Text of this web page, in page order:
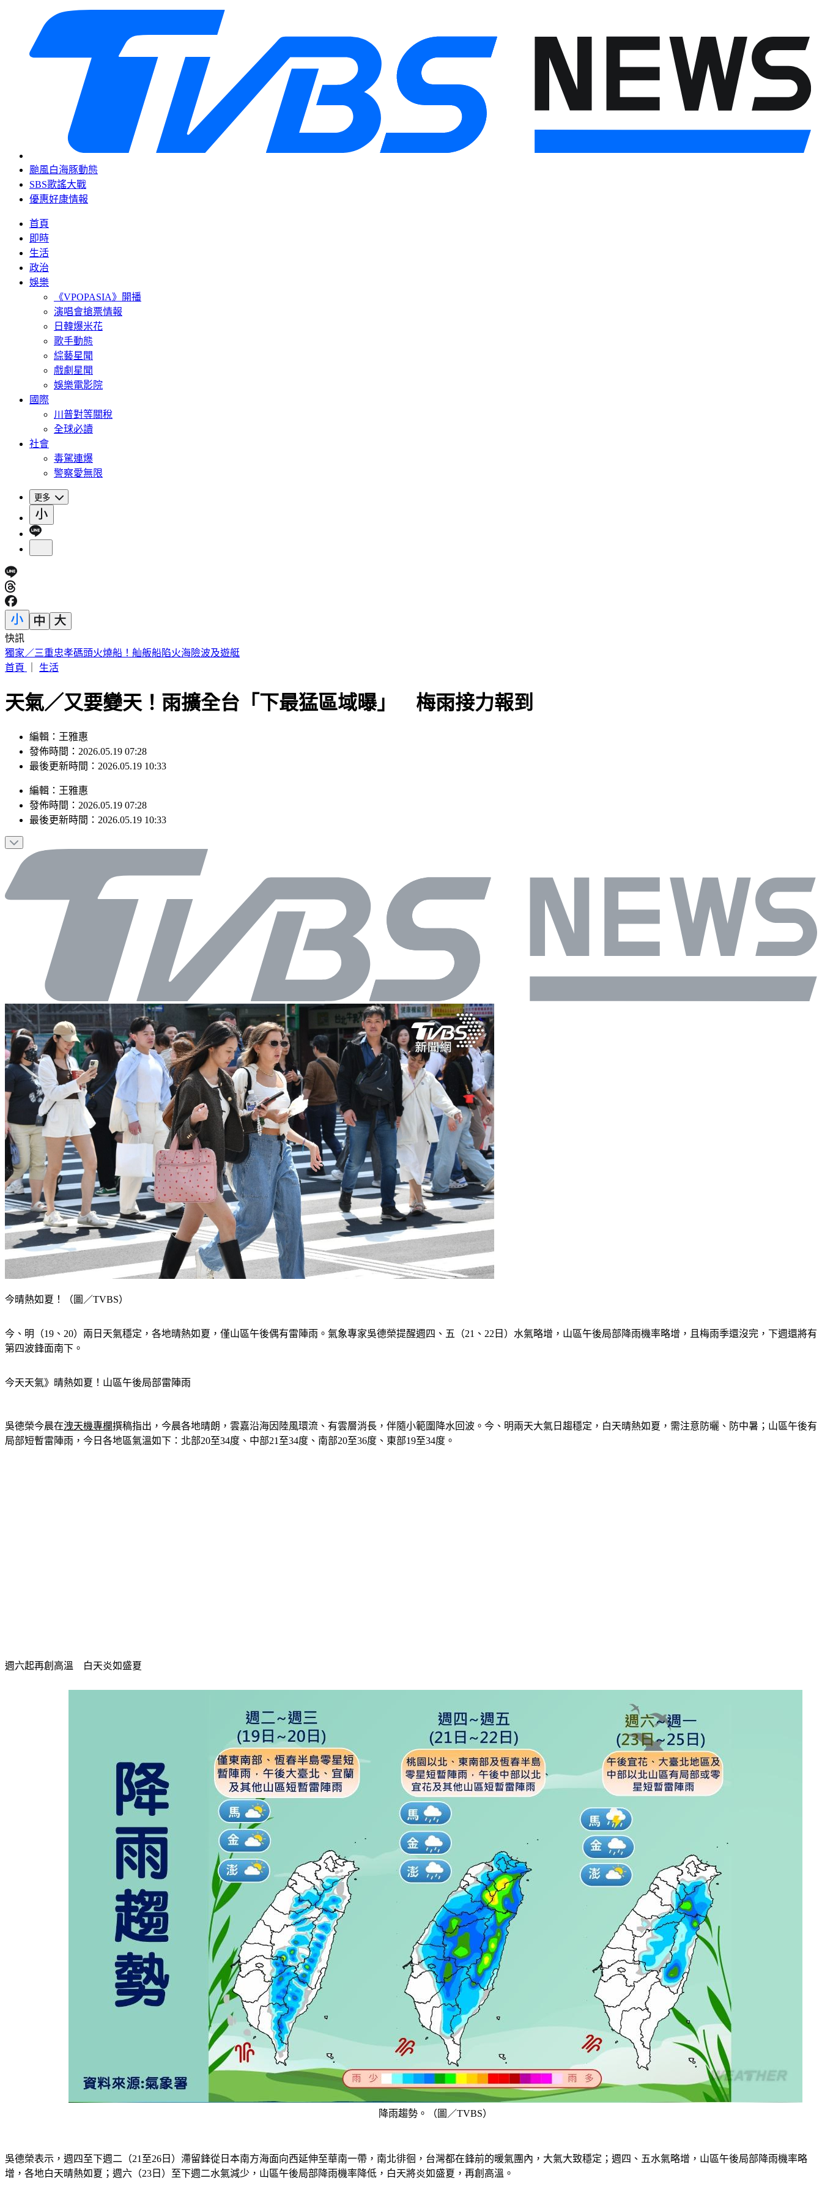
颱風白海豚動態
SBS歌謠大戰
優惠好康情報
首頁
即時
生活
政治
娛樂
《VPOPASIA》開播
演唱會搶票情報
日韓爆米花
歌手動態
綜藝星聞
戲劇星聞
娛樂電影院
國際
川普對等關稅
全球必讀
社會
毒駕連爆
警察愛無限
更多
快訊
獨家／三重忠孝碼頭火燒船！舢舨船陷火海險波及遊艇
首頁
生活
天氣／又要變天！雨擴全台「下最猛區域曝」 梅雨接力報到
編輯：王雅惠
發佈時間：2026.05.19 07:28
最後更新時間：2026.05.19 10:33
編輯 ： 王雅惠
發佈時間： 2026.05.19 07:28
最後更新時間： 2026.05.19 10:33
今晴熱如夏！（圖／TVBS）
今、明（19、20）兩日天氣穩定，各地晴熱如夏，僅山區午後偶有雷陣雨。氣象專家吳德榮提醒週四、五（21、22日）水氣略增，山區午後局部降雨機率略增，且梅雨季還沒完，下週還將有
第四波鋒面南下。
今天天氣》晴熱如夏！山區午後局部雷陣雨
吳德榮今晨在洩天機專欄撰稿指出，今晨各地晴朗，雲嘉沿海因陸風環流、有雲層消長，伴隨小範圍降水回波。今、明兩天大氣日趨穩定，白天晴熱如夏，需注意防曬、防中暑；山區午後有
局部短暫雷陣雨，今日各地區氣溫如下：北部20至34度、中部21至34度、南部20至36度、東部19至34度。
週六起再創高溫　白天炎如盛夏
降雨趨勢。（圖／TVBS）
吳德榮表示，週四至下週二（21至26日）滯留鋒從日本南方海面向西延伸至華南一帶，南北徘徊，台灣都在鋒前的暖氣團內，大氣大致穩定；週四、五水氣略增，山區午後局部降雨機率略
增，各地白天晴熱如夏；週六（23日）至下週二水氣減少，山區午後局部降雨機率降低，白天將炎如盛夏，再創高溫。